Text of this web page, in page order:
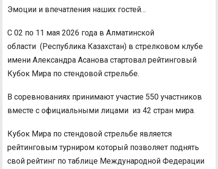
Эмоции и впечатления наших гостей…
С 02 по 11 мая 2026 года в Алматинской
области (Республика Казахстан) в стрелковом клубе
имени Александра Асанова стартовал рейтинговый
Кубок Мира по стендовой стрельбе.
В соревнованиях принимают участие 550 участников
вместе с официальными лицами из 42 стран мира.
Кубок Мира по стендовой стрельбе является
рейтинговым турниром который позволяет поднять
свой рейтинг по таблице Международной Федерации